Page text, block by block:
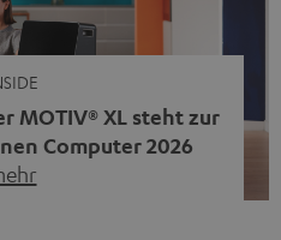
MOTIV® XL steht zur
Computer 2026